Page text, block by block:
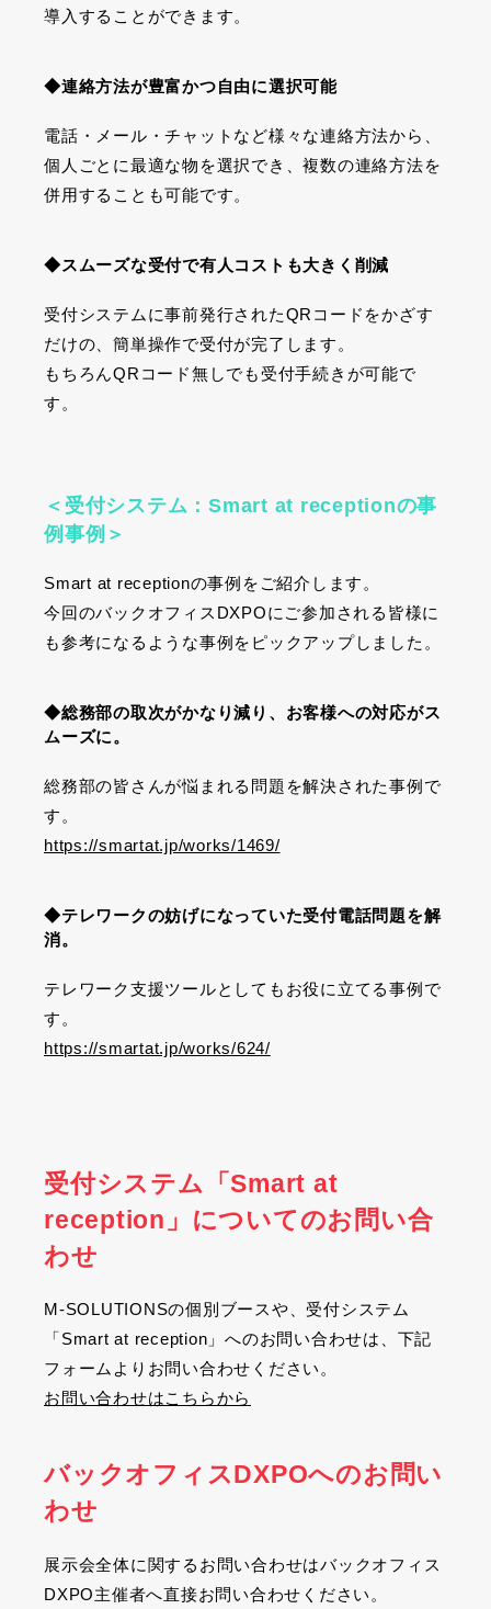
導入することができます。
◆連絡方法が豊富かつ自由に選択可能
電話・メール・チャットなど様々な連絡方法から、
個人ごとに最適な物を選択でき、複数の連絡方法を
併用することも可能です。
◆スムーズな受付で有人コストも大きく削減
受付システムに事前発行されたQR コードをかざす
だけの、簡単操作で受付が完了します。
もちろんQR コード無しでも受付手続きが可能で
す。
＜ 受付システム： Smart at receptionの事
例事例＞
Smart at receptionの事例をご紹介します。
今回のバックオフィスDXPOにご参加される皆様に
も参考になるような事例をピックアップしました。
◆総務部の取次がかなり減り、お客様への対応がス
ムーズに。
総務部の皆さんが悩まれる問題を解決された事例で
す。
https://smartat.jp/works/1469/
◆テレワークの妨げになっていた受付電話問題を解
消。
テレワーク支援ツールとしてもお役に立てる事例で
す。
https://smartat.jp/works/624/
受付システム「Smart at
reception」についてのお問い合
わせ
M-SOLUTIONSの個別ブースや、受付システム
「Smart at reception 」へのお問い合わせは、下記
フォームよりお問い合わせください。
お問い合わせはこちらから
バックオフィスDXPOへのお問い
わせ
展示会全体に関するお問い合わせはバックオフィス
DXPO主催者へ直接お問い合わせください。